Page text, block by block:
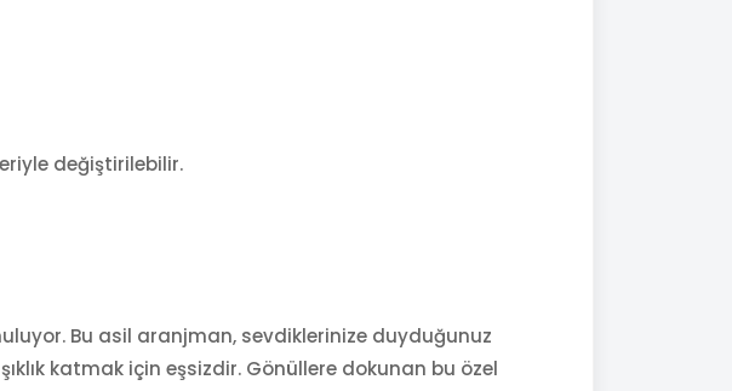
değiştirilebilir.
Bu asil aranjman, sevdiklerinize duyduğunuz
katmak için eşsizdir. Gönüllere dokunan bu özel